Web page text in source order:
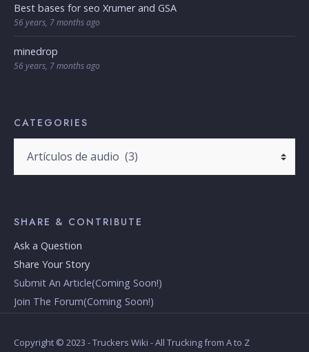
Best bases for seo Xrumer and GSA
56 years, 7 months ago
minedrop
56 years, 7 months ago
CATEGORIES
SHARE & CONTRIBUTE
Ask a Question
Share Your Story
Submit An Article(Coming Soon!)
Join The Forum(Coming Soon!)
Copyright © 2023 - Truckers Wiki - All Trucking from A to Z